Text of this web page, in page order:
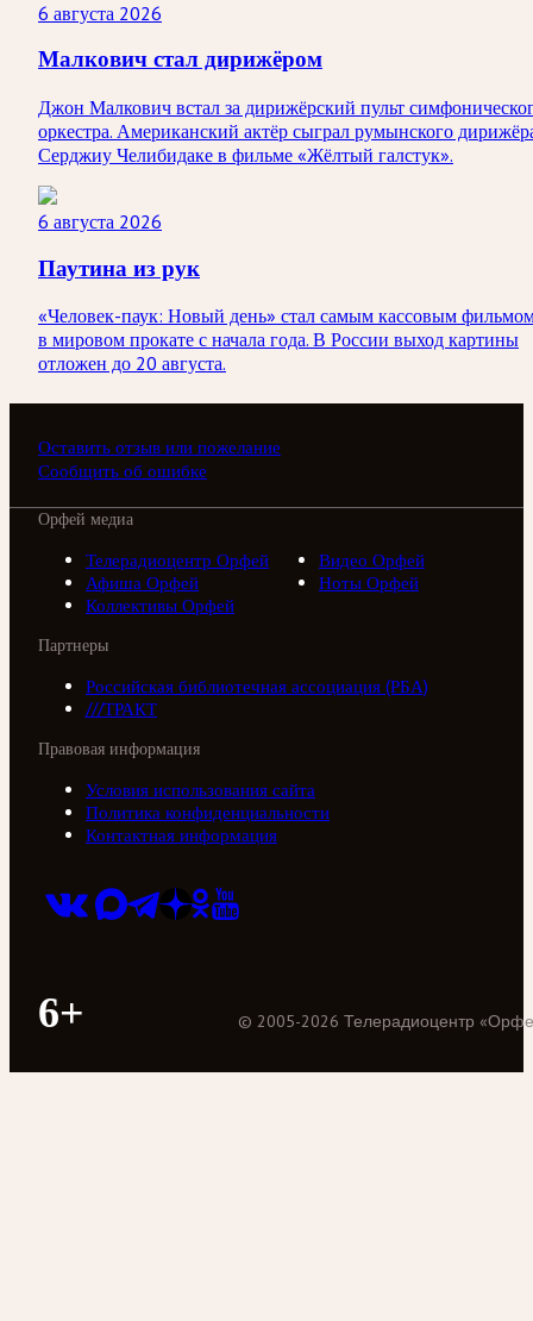
6 августа 2026
Малкович стал дирижёром
Джон Малкович встал за дирижёрский пульт
оркестра. Американский актёр сыграл румынского
Серджиу Челибидаке в фильме «Жёлтый галстук».
6 августа 2026
Паутина из рук
«Человек-паук: Новый день» стал самым кассовым
в мировом прокате с начала года. В России выход картины
отложен до 20 августа.
Оставить отзыв или пожелание
Сообщить об ошибке
Орфей медиа
Телерадиоцентр Орфей
Видео Орфей
Афиша Орфей
Ноты Орфей
Коллективы Орфей
Партнеры
Российская библиотечная ассоциация (РБА)
///ТРАКТ
Правовая информация
Условия использования сайта
Политика конфиденциальности
Контактная информация
6+ © 2005-2026 Телерадиоцентр